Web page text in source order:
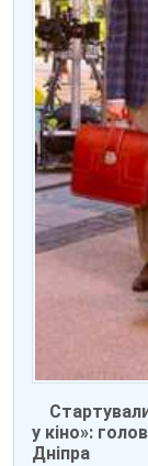
у кіно»:
Дніпра